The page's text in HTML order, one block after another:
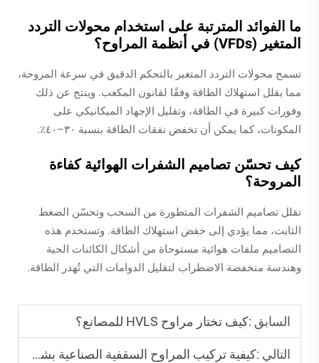
ما الفوائد المترتبة على استخدام محولات التردد
المتغير (VFDs) في أنظمة المراوح؟
تسمح محولات التردد المتغير بالتحكم الدقيق في سرعة المروحة،
مما يقلل استهلاك الطاقة وفقًا لقانون المكعب. وينتج عن ذلك
وفورات كبيرة في الطاقة، وتقليل الإجهاد الميكانيكي على
المكونات، كما يمكن أن تخفض نفقات الطاقة بنسبة ٣٠–٤٠٪.
كيف تحسّن تصاميم الشفرات الهوائية كفاءة
المروحة؟
تقلل تصاميم الشفرات المتطورة من السحب وتحسّن الضغط
الثابت، مما يؤدي إلى خفض استهلاك الطاقة. وتستخدم هذه
التصاميم ملفات هوائية مستوحاة من أشكال الكائنات الحية
وهندسة منخفضة الاضطراب لتقليل الدوامات التي تُهدر الطاقة.
السابق :كيف تختار مراوح HVLS للمصانع؟
التالي :كيفية تركيب المراوح السقفية الصناعية بشكل صحيح؟